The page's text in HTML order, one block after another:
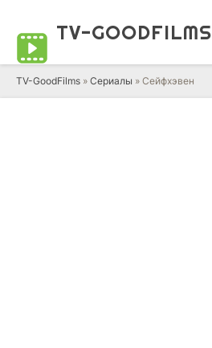
TV-GOODFILMS
TV-GoodFilms » Сериалы » Сейфхэвен